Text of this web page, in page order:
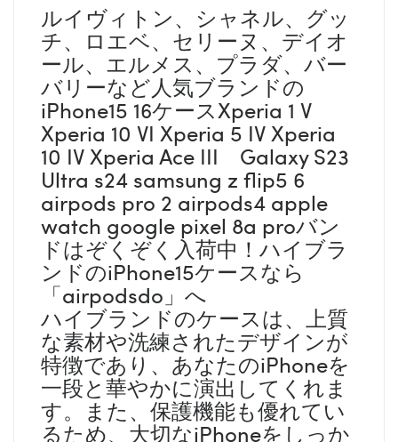
ルイヴィトン、シャネル、グッ
チ、ロエベ、セリーヌ、デイオ
ール、エルメス、プラダ、バー
バリーなど人気ブランドの
iPhone15 16ケースXperia 1 V
Xperia 10 VI Xperia 5 IV Xperia
10 IV Xperia Ace III Galaxy S23
Ultra s24 samsung z flip5 6
airpods pro 2 airpods4 apple
watch google pixel 8a proバン
ドはぞくぞく入荷中！ハイブラ
ンドのiPhone15ケースなら
「airpodsdo」へ
ハイブランドのケースは、上質
な素材や洗練されたデザインが
特徴であり、あなたのiPhoneを
一段と華やかに演出してくれま
す。また、保護機能も優れてい
るため、大切なiPhoneをしっか